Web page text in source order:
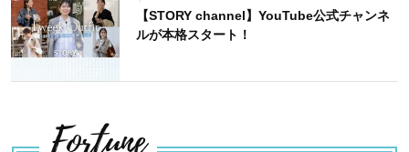
【STORY channel】YouTube公式チャンネ
ルが本格スタート！